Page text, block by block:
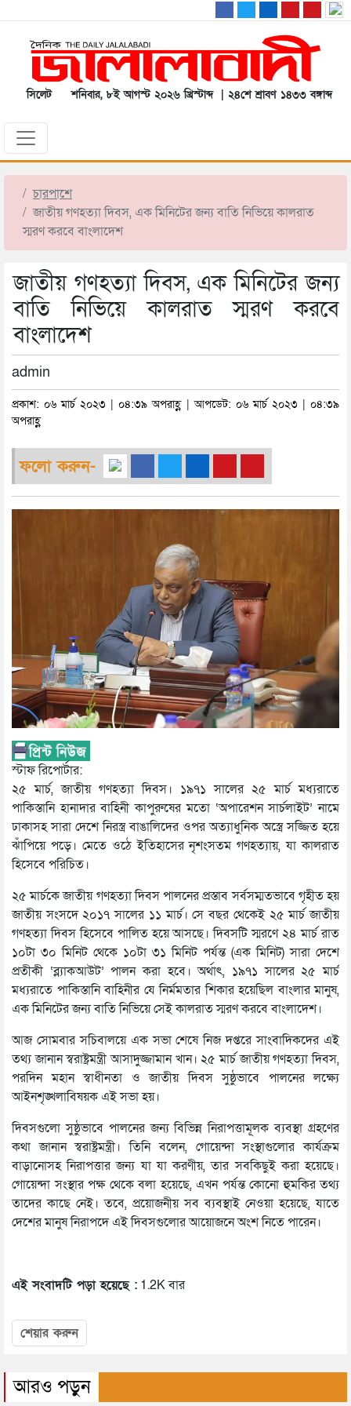
সিলেট শনিবার, ৮ই আগস্ট ২০২৬ খ্রিস্টাব্দ | ২৪শে শ্রাবণ ১৪৩৩ বঙ্গাব্দ
চারপাশে
জাতীয় গণহত্যা দিবস, এক মিনিটের জন্য বাতি নিভিয়ে কালরাত
স্মরণ করবে বাংলাদেশ
জাতীয় গণহত্যা দিবস, এক মিনিটের জন্য
বাতি নিভিয়ে কালরাত স্মরণ করবে
বাংলাদেশ
admin
প্রকাশ: ০৬ মার্চ ২০২৩ | ০৪:৩৯ অপরাহ্ণ | আপডেট: ০৬ মার্চ ২০২৩ | ০৪:৩৯
অপরাহ্ণ
ফলো করুন-
স্টাফ রিপোর্টার:
২৫ মার্চ, জাতীয় গণহত্যা দিবস। ১৯৭১ সালের ২৫ মার্চ মধ্যরাতে
পাকিস্তানি হানাদার বাহিনী কাপুরুষের মতো ‘অপারেশন সার্চলাইট’ নামে
ঢাকাসহ সারা দেশে নিরস্ত্র বাঙালিদের ওপর অত্যাধুনিক অস্ত্রে সজ্জিত হয়ে
ঝাঁপিয়ে পড়ে। মেতে ওঠে ইতিহাসের নৃশংসতম গণহত্যায়, যা কালরাত
হিসেবে পরিচিত।
২৫ মার্চকে জাতীয় গণহত্যা দিবস পালনের প্রস্তাব সর্বসম্মতভাবে গৃহীত হয়
জাতীয় সংসদে ২০১৭ সালের ১১ মার্চ। সে বছর থেকেই ২৫ মার্চ জাতীয়
গণহত্যা দিবস হিসেবে পালিত হয়ে আসছে। দিবসটি স্মরণে ২৪ মার্চ রাত
১০টা ৩০ মিনিট থেকে ১০টা ৩১ মিনিট পর্যন্ত (এক মিনিট) সারা দেশে
প্রতীকী ‘ব্ল্যাকআউট’ পালন করা হবে। অর্থাৎ, ১৯৭১ সালের ২৫ মার্চ
মধ্যরাতে পাকিস্তানি বাহিনীর যে নির্মমতার শিকার হয়েছিল বাংলার মানুষ,
এক মিনিটের জন্য বাতি নিভিয়ে সেই কালরাত স্মরণ করবে বাংলাদেশ।
আজ সোমবার সচিবালয়ে এক সভা শেষে নিজ দপ্তরে সাংবাদিকদের এই
তথ্য জানান স্বরাষ্ট্রমন্ত্রী আসাদুজ্জামান খান। ২৫ মার্চ জাতীয় গণহত্যা দিবস,
পরদিন মহান স্বাধীনতা ও জাতীয় দিবস সুষ্ঠুভাবে পালনের লক্ষ্যে
আইনশৃঙ্খলাবিষয়ক এই সভা হয়।
দিবসগুলো সুষ্ঠুভাবে পালনের জন্য বিভিন্ন নিরাপত্তামূলক ব্যবস্থা গ্রহণের
কথা জানান স্বরাষ্ট্রমন্ত্রী। তিনি বলেন, গোয়েন্দা সংস্থাগুলোর কার্যক্রম
বাড়ানোসহ নিরাপত্তার জন্য যা যা করণীয়, তার সবকিছুই করা হয়েছে।
গোয়েন্দা সংস্থার পক্ষ থেকে বলা হয়েছে, এখন পর্যন্ত কোনো হুমকির তথ্য
তাদের কাছে নেই। তবে, প্রয়োজনীয় সব ব্যবস্থাই নেওয়া হয়েছে, যাতে
দেশের মানুষ নিরাপদে এই দিবসগুলোর আয়োজনে অংশ নিতে পারেন।
এই সংবাদটি পড়া হয়েছে : 1.2K বার
শেয়ার করুন
আরও পড়ুন